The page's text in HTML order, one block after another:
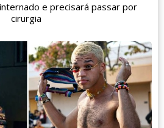
e precisará passar por
cirurgia